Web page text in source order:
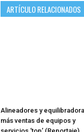
ARTÍCULO RELACIONADOS
Alineadores y
más ventas de equipos y